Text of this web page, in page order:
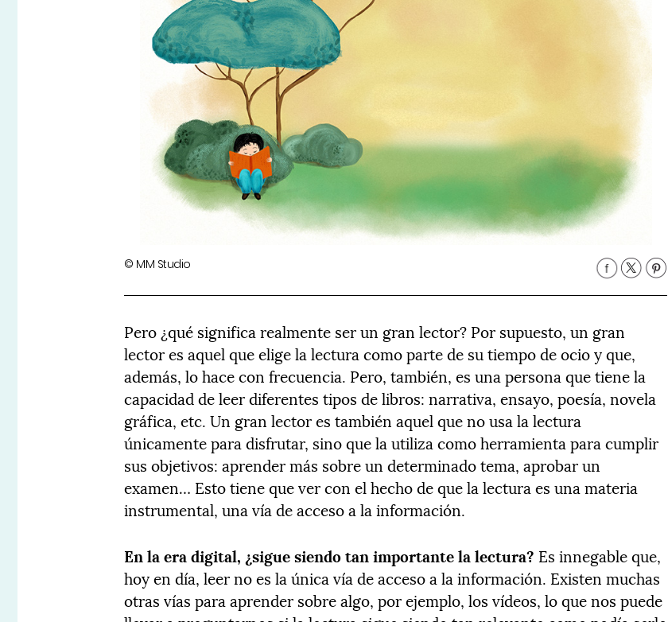
© MM Studio
Pero ¿qué significa realmente ser un gran lector? Por supuesto, un gran
lector es aquel que elige la lectura como parte de su tiempo de ocio y que,
además, lo hace con frecuencia. Pero, también, es una persona que tiene la
capacidad de leer diferentes tipos de libros: narrativa, ensayo, poesía, novela
gráfica, etc. Un gran lector es también aquel que no usa la lectura
únicamente para disfrutar, sino que la utiliza como herramienta para cumplir
sus objetivos: aprender más sobre un determinado tema, aprobar un
examen… Esto tiene que ver con el hecho de que la lectura es una materia
instrumental, una vía de acceso a la información.
En la era digital, ¿sigue siendo tan importante la lectura? Es innegable que,
hoy en día, leer no es la única vía de acceso a la información. Existen muchas
otras vías para aprender sobre algo, por ejemplo, los vídeos, lo que nos puede